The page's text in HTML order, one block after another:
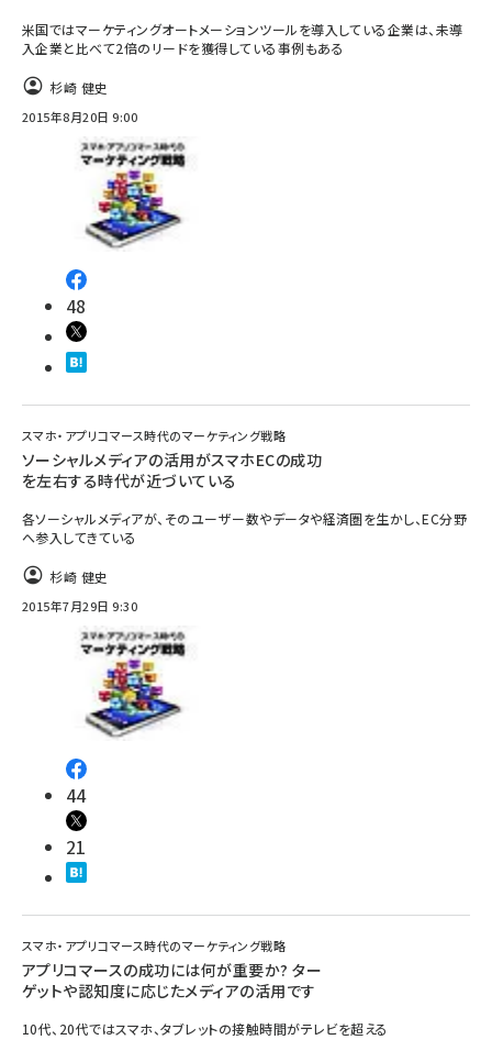
米国ではマーケティングオートメーションツールを導入している企業は、未導
入企業と比べて2倍のリードを獲得している事例もある
杉崎 健史
2015年8月20日 9:00
48
スマホ・アプリコマース時代のマーケティング戦略
ソーシャルメディアの活用がスマホECの成功
を左右する時代が近づいている
各ソーシャルメディアが、そのユーザー数やデータや経済圏を生かし、EC分野
へ参入してきている
杉崎 健史
2015年7月29日 9:30
44
21
スマホ・アプリコマース時代のマーケティング戦略
アプリコマースの成功には何が重要か? ター
ゲットや認知度に応じたメディアの活用です
10代、20代ではスマホ、タブレットの接触時間がテレビを超える